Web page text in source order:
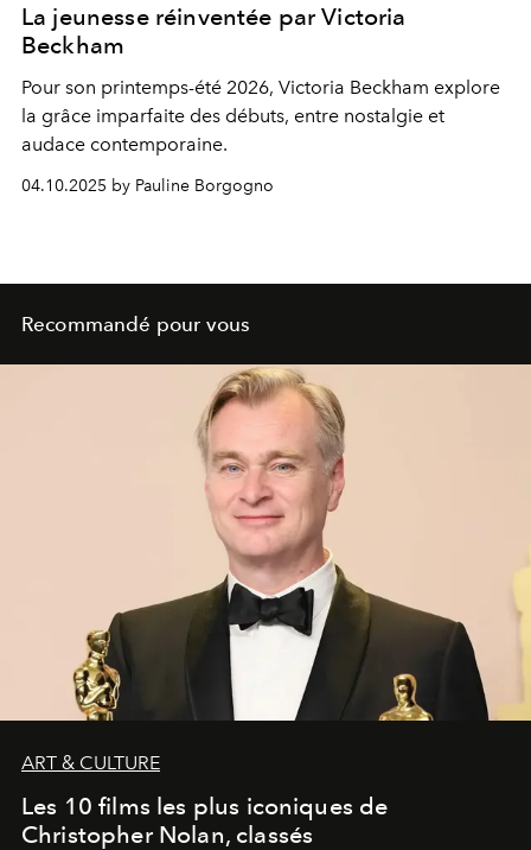
La jeunesse réinventée par Victoria
Beckham
Pour son printemps-été 2026, Victoria Beckham explore
la grâce imparfaite des débuts, entre nostalgie et
audace contemporaine.
04.10.2025 by Pauline Borgogno
Recommandé pour vous
ART & CULTURE
Les 10 films les plus iconiques de
Christopher Nolan, classés